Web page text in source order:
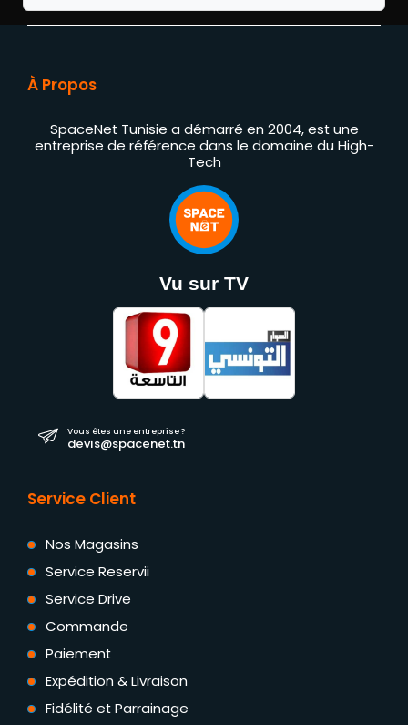
À Propos
SpaceNet Tunisie a démarré en 2004, est une
entreprise de référence dans le domaine du High-
Tech
Vu sur TV
Vous êtes une entreprise ?
devis@spacenet.tn
Service Client
Nos Magasins
Service Reservii
Service Drive
Commande
Paiement
Expédition & Livraison
Fidélité et Parrainage